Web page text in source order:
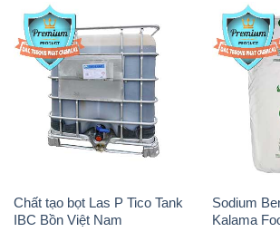
Chất tạo bọt Las P Tico Tank
IBC Bồn Việt Nam
Sodium
Kalama